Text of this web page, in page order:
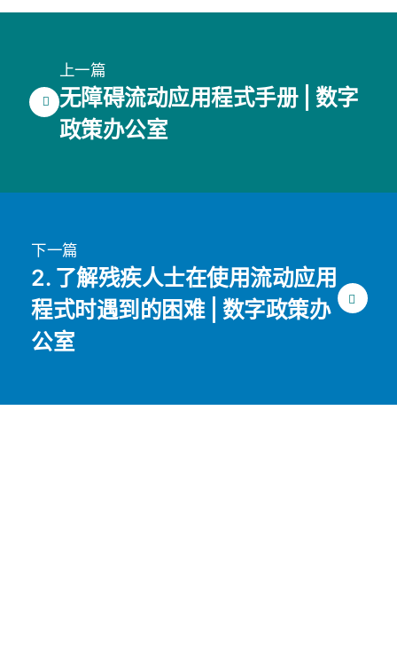
上一篇
无障碍流动应用程式手册 | 数字
政策办公室
下一篇
2. 了解残疾人士在使用流动应用
程式时遇到的困难 | 数字政策办
公室